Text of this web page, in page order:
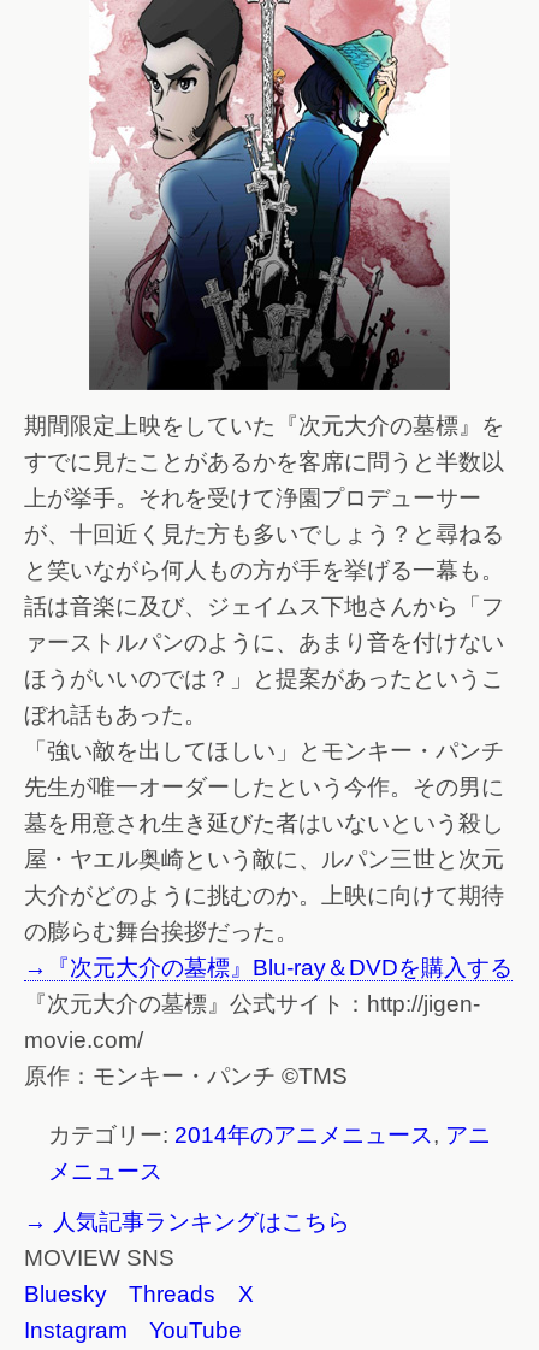
期間限定上映をしていた『次元大介の墓標』を
すでに見たことがあるかを客席に問うと半数以
上が挙手。それを受けて浄園プロデューサー
が、十回近く見た方も多いでしょう？と尋ねる
と笑いながら何人もの方が手を挙げる一幕も。
話は音楽に及び、ジェイムス下地さんから「フ
ァーストルパンのように、あまり音を付けない
ほうがいいのでは？」と提案があったというこ
ぼれ話もあった。
「強い敵を出してほしい」とモンキー・パンチ
先生が唯一オーダーしたという今作。その男に
墓を用意され生き延びた者はいないという殺し
屋・ヤエル奥崎という敵に、ルパン三世と次元
大介がどのように挑むのか。上映に向けて期待
の膨らむ舞台挨拶だった。
→『次元大介の墓標』Blu-ray＆DVDを購入する
『次元大介の墓標』公式サイト：http://jigen-
movie.com/
原作：モンキー・パンチ ©TMS
カテゴリー: 2014年のアニメニュース, アニ
メニュース
→ 人気記事ランキングはこちら
MOVIEW SNS
Bluesky
Threads
X
Instagram
YouTube